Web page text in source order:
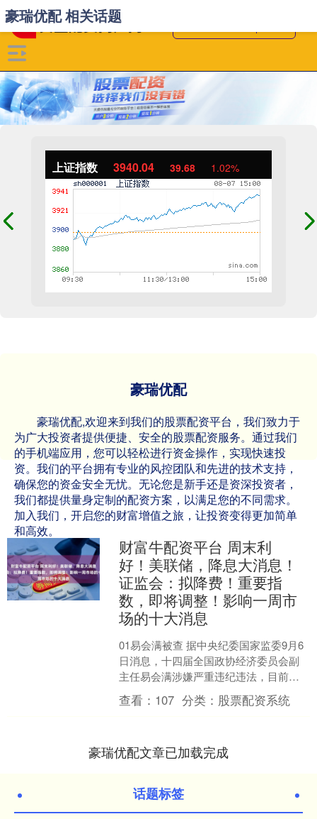
上证指数 3940.04 39.68 1.02%
豪瑞优配
豪瑞优配,欢迎来到我们的股票配资平台，我们致力于
为广大投资者提供便捷、安全的股票配资服务。通过我们
的手机端应用，您可以轻松进行资金操作，实现快速投
资。我们的平台拥有专业的风控团队和先进的技术支持，
确保您的资金安全无忧。无论您是新手还是资深投资者，
我们都提供量身定制的配资方案，以满足您的不同需求。
加入我们，开启您的财富增值之旅，让投资变得更加简单
和高效。
豪瑞优配 相关话题
财富牛配资平台 周末利
好！美联储，降息大消息！
证监会：拟降费！重要指
数，即将调整！影响一周市
场的十大消息
01易会满被查 据中央纪委国家监委9月6
日消息，十四届全国政协经济委员会副
主任易会满涉嫌严重违纪违法，目前正
接受中央纪委国家监委纪律审查和监察
调查。公开信息显示....
查看： 107 分类： 股票配资系统
豪瑞优配文章已加载完成
话题标签